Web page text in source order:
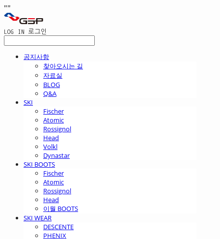
""
LOG IN 로그인
공지사항
찾아오시는 길
자료실
BLOG
Q&A
SKI
Fischer
Atomic
Rossignol
Head
Volkl
Dynastar
SKI BOOTS
Fischer
Atomic
Rossignol
Head
이월 BOOTS
SKI WEAR
DESCENTE
PHENIX